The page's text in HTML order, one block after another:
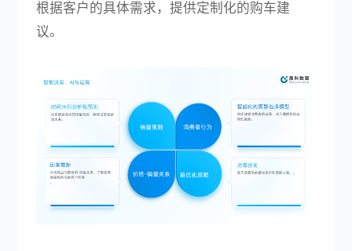
根据客户的具体需求，提供定制化的购车建
议。